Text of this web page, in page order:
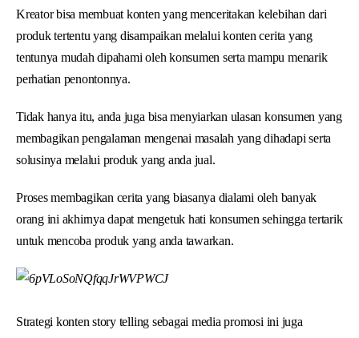
Kreator bisa membuat konten yang menceritakan kelebihan dari
produk tertentu yang disampaikan melalui konten cerita yang
tentunya mudah dipahami oleh konsumen serta mampu menarik
perhatian penontonnya.
Tidak hanya itu, anda juga bisa menyiarkan ulasan konsumen yang
membagikan pengalaman mengenai masalah yang dihadapi serta
solusinya melalui produk yang anda jual.
Proses membagikan cerita yang biasanya dialami oleh banyak
orang ini akhirnya dapat mengetuk hati konsumen sehingga tertarik
untuk mencoba produk yang anda tawarkan.
Strategi konten story telling sebagai media promosi ini juga